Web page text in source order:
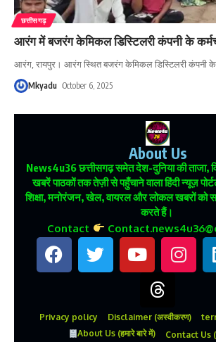
छत्तीसगढ़
आरंग में बजरंग केमिकल डिस्टिलरी कंपनी के
आरंग, रायपुर। आरंग स्थित बजरंग केमिकल डिस्टिलरी कंपनी के
Mkyadu October 6, 2025
About Us
News4u36छत्तीसगढ़ समेत देश-दुनिया की ताजा,
खबरें पाठकों तक तेज़ी से पहुँचाने वाला हिंदी न्यूज़
शिक्षा, मनोरंजन, खेल, वायरल और लोकल खबरों को
करते हैं।
Contact
Privacy policy Disclaimer (अस्वीकरण)
About Us (हमारे बारे में)
Contact Us